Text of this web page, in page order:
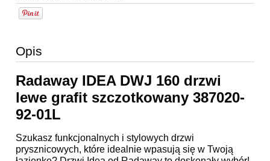
Opis
Radaway IDEA DWJ 160 drzwi
lewe grafit szczotkowany 387020-
92-01L
Szukasz funkcjonalnych i stylowych drzwi
prysznicowych, które idealnie wpasują się w Twoją